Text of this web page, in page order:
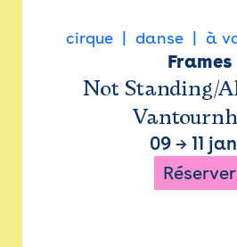
cirque danse à
Frames
Not Standing/
09→ 11
Réserver